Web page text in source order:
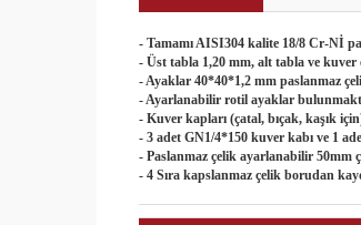
- Tamamı AISI304 kalite 18/8 Cr-Nİ
- Üst tabla 1,20 mm, alt tabla ve kuver
- Ayaklar 40*40*1,2 mm paslanmaz
- Ayarlanabilir rotil ayaklar
- Kuver kapları (çatal, bıçak, kaşık
- 3 adet GN1/4*150 kuver kabı ve 1
- Paslanmaz çelik ayarlanabilir 50mm
- 4 Sıra kapslanmaz çelik borudan